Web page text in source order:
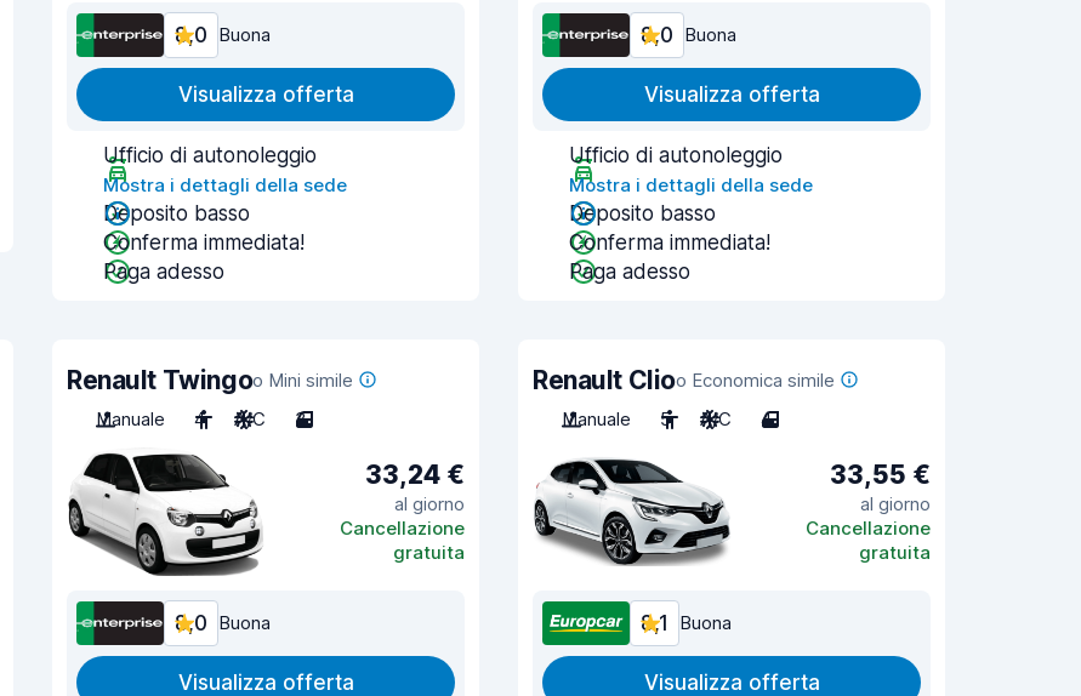
8,0 Buona
Visualizza offerta
Ufficio di autonoleggio
Mostra i dettagli della sede
Deposito basso
Conferma immediata!
Paga adesso
8,0 Buona
Visualizza offerta
Ufficio di autonoleggio
Mostra i dettagli della sede
Deposito basso
Conferma immediata!
Paga adesso
Renault Twingoo Mini simile
Manuale
4 A/C 3
33,24 €
al giorno
Cancellazione
gratuita
8,0 Buona
Visualizza offerta
Renault Clioo Economica simile
Manuale
5 A/C 4
33,55 €
al giorno
Cancellazione
gratuita
8,1 Buona
Visualizza offerta